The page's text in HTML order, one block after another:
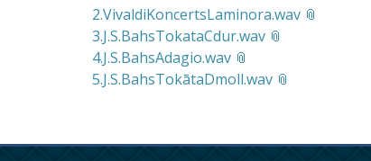
2.VivaldiKoncertsLaminora.wav
3.J.S.BahsTokataCdur.wav
4.J.S.BahsAdagio.wav
5.J.S.BahsTokātaDmoll.wav